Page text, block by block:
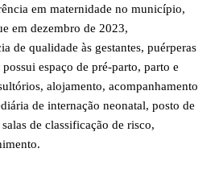
em maternidade no município,
em dezembro de 2023,
de qualidade às gestantes, puérperas
espaço de pré-parto, parto e
alojamento, acompanhamento
de internação neonatal, posto de
de classificação de risco,